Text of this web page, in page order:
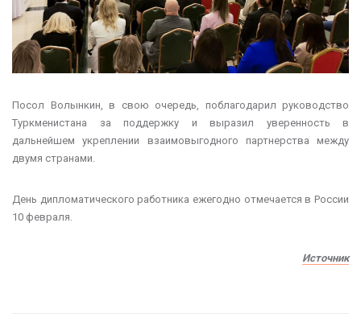
Посол Волынкин, в свою очередь, поблагодарил руководство
Туркменистана за поддержку и выразил уверенность в
дальнейшем укреплении взаимовыгодного партнерства между
двумя странами.
День дипломатического работника ежегодно отмечается в России
10 февраля.
Источник